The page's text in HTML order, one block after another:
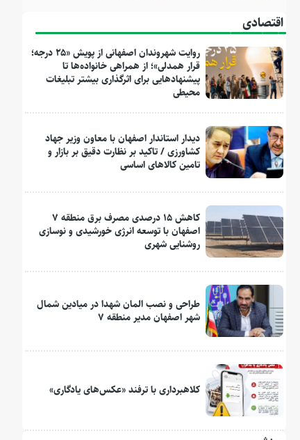
اقتصادی
روایت شهروندان اصفهانی از پویش «۲۵ درجه؛
قرار همدلی»؛ از همراهی خانواده‌ها تا
پیشنهادهایی برای اثرگذاری بیشتر تبلیغات
محیطی
دیدار استاندار اصفهان با معاون وزیر جهاد
کشاورزی / تاکید بر نظارت دقیق بر بازار و
تامین کالاهای اساسی
کاهش ۱۵ درصدی مصرف برق منطقه ۷
اصفهان با توسعه انرژی خورشیدی و نوسازی
روشنایی شهری
طراحی و نصب المان شهدا در میادین شمال
شهر اصفهان مدیر منطقه ۷
کلاهبرداری با ترفند «عکس‌های یادگاری»